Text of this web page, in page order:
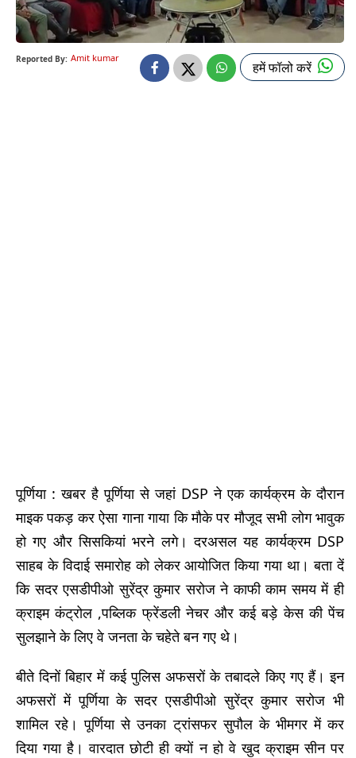
Reported By: Amit kumar
हमें फॉलो करें
पूर्णिया : खबर है पूर्णिया से जहां DSP ने एक कार्यक्रम के दौरान
माइक पकड़ कर ऐसा गाना गाया कि मौके पर मौजूद सभी लोग भावुक
हो गए और सिसकियां भरने लगे। दरअसल यह कार्यक्रम DSP
साहब के विदाई समारोह को लेकर आयोजित किया गया था। बता दें
कि सदर एसडीपीओ सुरेंद्र कुमार सरोज ने काफी काम समय में ही
क्राइम कंट्रोल ,पब्लिक फ्रेंडली नेचर और कई बड़े केस की पेंच
सुलझाने के लिए वे जनता के चहेते बन गए थे।
बीते दिनों बिहार में कई पुलिस अफसरों के तबादले किए गए हैं। इन
अफसरों में पूर्णिया के सदर एसडीपीओ सुरेंद्र कुमार सरोज भी
शामिल रहे। पूर्णिया से उनका ट्रांसफर सुपौल के भीमगर में कर
दिया गया है। वारदात छोटी ही क्यों न हो वे खुद क्राइम सीन पर